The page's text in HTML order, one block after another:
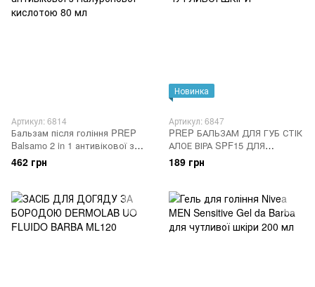
Артикул: 6814
Бальзам після гоління PREP
Balsamo 2 in 1 антивікової з
гіалуронової кислотою 80 мл
462 грн
Новинка
Артикул: 6847
PREP БАЛЬЗАМ ДЛЯ ГУБ СТІК
АЛОЕ ВІРА SPF15 ДЛЯ
ЧУТЛИВОЇ ШКІРИ
189 грн